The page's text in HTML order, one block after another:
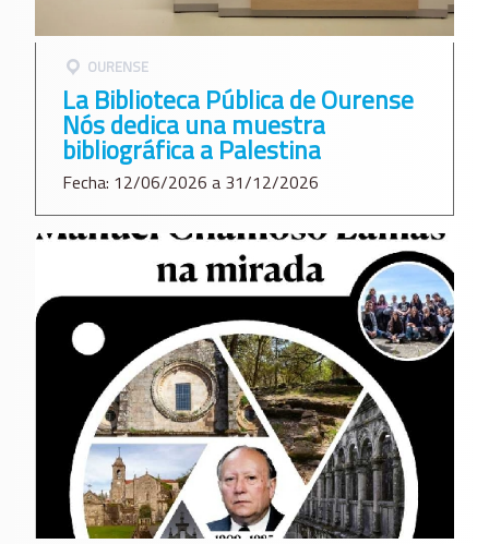
OURENSE
La Biblioteca Pública de Ourense
Nós dedica una muestra
bibliográfica a Palestina
Fecha: 12/06/2026 a 31/12/2026